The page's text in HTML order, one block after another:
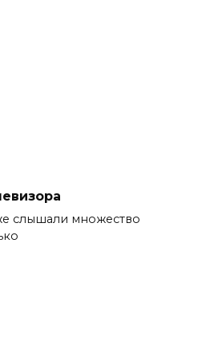
слышали множество